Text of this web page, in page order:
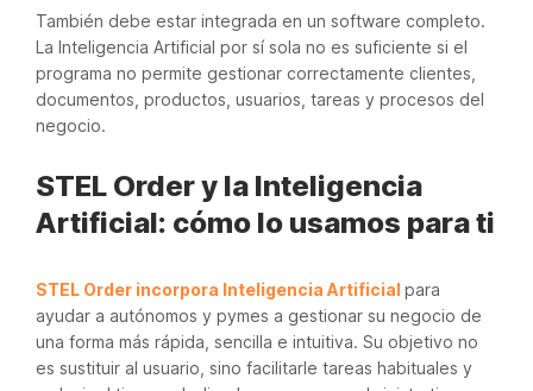
También debe estar integrada en un software completo.
La Inteligencia Artificial por sí sola no es suficiente si el
programa no permite gestionar correctamente clientes,
documentos, productos, usuarios, tareas y procesos del
negocio.
STEL Order y la Inteligencia
Artificial: cómo lo usamos para ti
STEL Order incorpora Inteligencia Artificialpara
ayudar a autónomos y pymes a gestionar su negocio de
una forma más rápida, sencilla e intuitiva. Su objetivo no
es sustituir al usuario, sino facilitarle tareas habituales y